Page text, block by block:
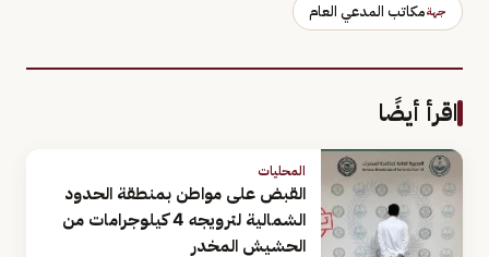
جهةمكاتب المدعي العام
اقرأ أيضًا
المحليات
القبض على مواطن بمنطقة الحدود
الشمالية لترويجه 4 كيلوجرامات من
الحشيش المخدر